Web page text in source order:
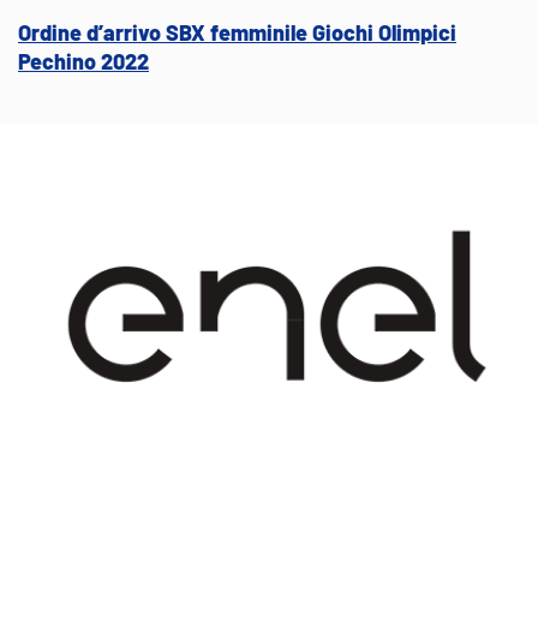
Ordine d’arrivo SBX femminile Giochi Olimpici
Pechino 2022